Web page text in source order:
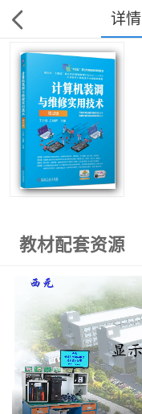
详情
教材配套资源